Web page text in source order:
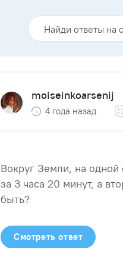
moiseinkoarsenij
4 года назад
Вокруг Земли, на одной
за 3 часа 20 минут, а
быть?
Смотреть ответ